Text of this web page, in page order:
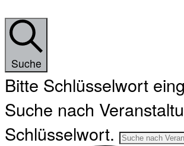
Suche
Bitte Schlüsselwort
Suche nach
Schlüsselwort.